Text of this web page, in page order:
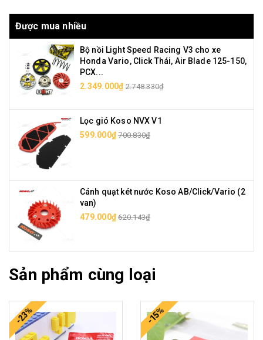
Được mua nhiều
Bộ nồi Light Speed Racing V3 cho xe
Honda Vario, Click Thái, Air Blade 125-150,
PCX...
2.349.000₫ 2.748.330₫
Lọc gió Koso NVX V1
599.000₫ 700.830₫
Cánh quạt két nước Koso AB/Click/Vario (2
van)
479.000₫ 620.143₫
Sản phẩm cùng loại
-23% -15%